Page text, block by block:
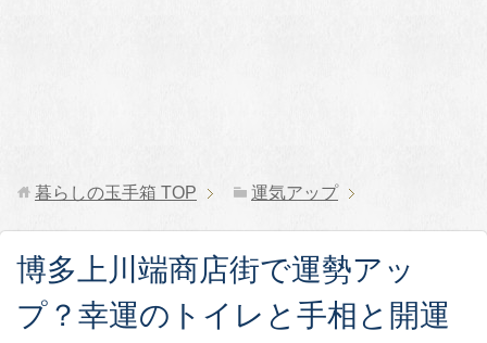
暮らしの玉手箱 TOP 運気アップ
博多上川端商店街で運勢アッ
プ？幸運のトイレと手相と開運